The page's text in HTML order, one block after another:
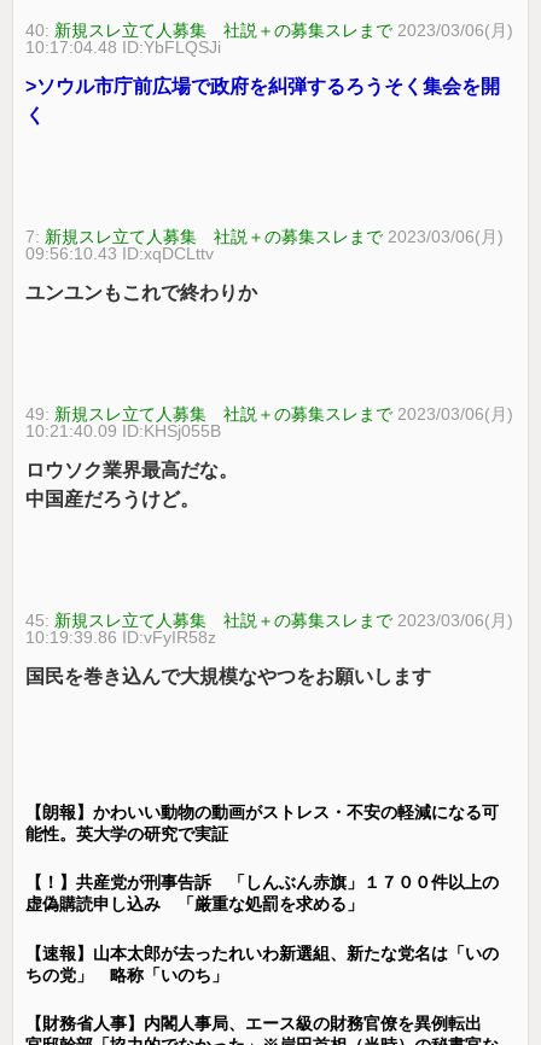
40: 新規スレ立て人募集 社説＋の募集スレまで 2023/03/06(月)
10:17:04.48 ID:YbFLQSJi
>ソウル市庁前広場で政府を糾弾するろうそく集会を開
く
7: 新規スレ立て人募集 社説＋の募集スレまで 2023/03/06(月)
09:56:10.43 ID:xqDCLttv
ユンユンもこれで終わりか
49: 新規スレ立て人募集 社説＋の募集スレまで 2023/03/06(月)
10:21:40.09 ID:KHSj055B
ロウソク業界最高だな。
中国産だろうけど。
45: 新規スレ立て人募集 社説＋の募集スレまで 2023/03/06(月)
10:19:39.86 ID:vFyIR58z
国民を巻き込んで大規模なやつをお願いします
【朗報】かわいい動物の動画がストレス・不安の軽減になる可
能性。英大学の研究で実証
【！】共産党が刑事告訴 「しんぶん赤旗」１７００件以上の
虚偽購読申し込み 「厳重な処罰を求める」
【速報】山本太郎が去ったれいわ新選組、新たな党名は「いの
ちの党」 略称「いのち」
【財務省人事】内閣人事局、エース級の財務官僚を異例転出